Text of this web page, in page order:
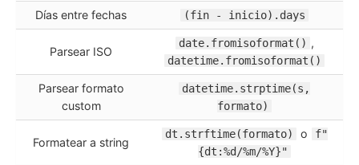
Días entre fechas (fin - inicio).days
Parsear ISO
date.fromisoformat() ,
datetime.fromisoformat()
Parsear formato
custom
datetime.strptime(s,
formato)
Formatear a string
dt.strftime(formato) o
f"
{dt:%d/%m/%Y}"